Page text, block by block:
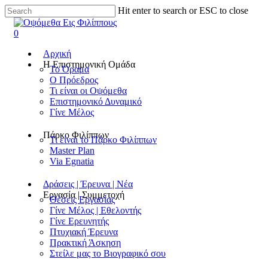
Hit enter to search or ESC to close
0
Αρχική
Η Επιστημονική Ομάδα
Το Όραμα
Ο Πρόεδρος
Τι είναι οι Οψόμεθα
Επιστημονικό Δυναμικό
Γίνε Μέλος
Πάρκο Φιλίππων
Τι είναι το Πάρκο Φιλίππων
Master Plan
Via Egnatia
Δράσεις | Έρευνα | Νέα
Εργασία | Συμμετοχή
Θέσεις Εργασίας
Γίνε Μέλος | Εθελοντής
Γίνε Ερευνητής
Πτυχιακή Έρευνα
Πρακτική Άσκηση
Στείλε μας το Βιογραφικό σου